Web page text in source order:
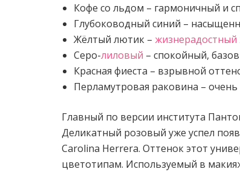
Кофе со льдом – гармоничный и
Глубоководный синий –
Жёлтый лютик –
Серо-лиловый – спокойный,
Красная фиеста – взрывной
Перламутровая раковина –
Главный по версии института
Деликатный розовый уже успел
Carolina Herrera. Оттенок этот
цветотипам. Используемый в